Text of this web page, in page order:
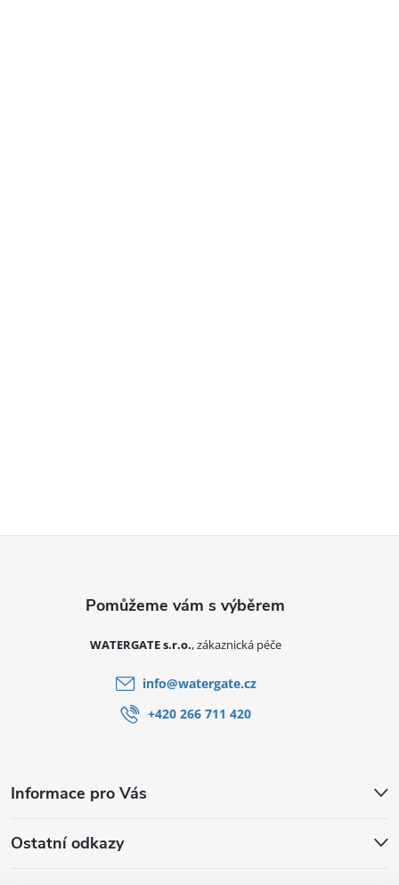
Informace pro Vás
Ostatní odkazy
WATERGATE s.r.o.
info@watergate.cz
+420 266 711 420